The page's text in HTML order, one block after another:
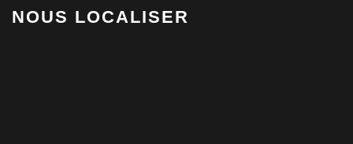
NOUS LOCALISER